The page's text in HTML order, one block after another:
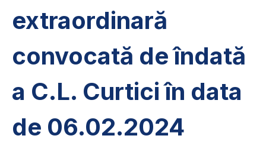
extraordinară
convocată de îndată
a C.L. Curtici în data
de 06.02.2024